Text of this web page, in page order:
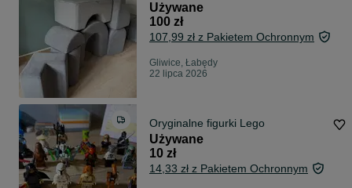
Używane
100 zł
107,99 zł z Pakietem Ochronnym
Gliwice, Łabędy
22 lipca 2026
Oryginalne figurki Lego
Używane
10 zł
14,33 zł z Pakietem Ochronnym